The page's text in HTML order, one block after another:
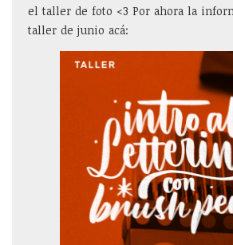
el taller de foto <3 Por ahora la
taller de junio acá: